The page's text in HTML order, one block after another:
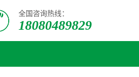
全国咨询热线：
18080489829